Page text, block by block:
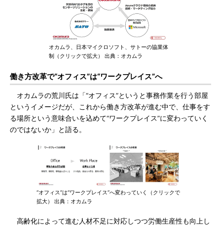
オカムラ、日本マイクロソフト、サトーの協業体
制（クリックで拡大） 出典：オカムラ
働き方改革で“オフィス”は“ワークプレイス”へ
オカムラの荒川氏は「“オフィス”というと事務作業を行う部屋
というイメージだが、これから働き方改革が進む中で、仕事をす
る場所という意味合いを込めて“ワークプレイス”に変わっていく
のではないか」と語る。
“オフィス”は“ワークプレイス”へ変わっていく（クリックで
拡大） 出典：オカムラ
高齢化によって進む人材不足に対応しつつ労働生産性も向上し